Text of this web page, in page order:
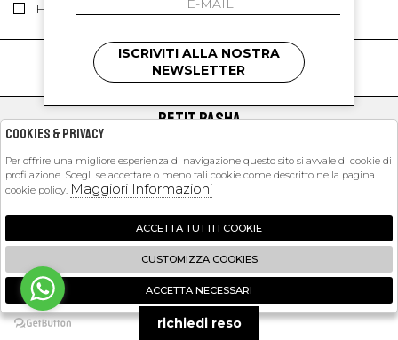
Ho letto ed accettato le condizioni sulla privacy.
kids
PETIT PASHA
EXTRA
2026 Petit Pasha - P.iva : 09423341214 Powered by
Zucchetti
🍪
ISCRIVITI ALLA NOSTRA
NEWSLETTER
richiedi reso
Cookies & Privacy
Per offrire una migliore esperienza di navigazione questo sito si avvale di cookie di
profilazione. Scegli se accettare o meno tali cookie come descritto nella pagina
cookie policy. Maggiori Informazioni
ACCETTA TUTTI I COOKIE
CUSTOMIZZA COOKIES
ACCETTA NECESSARI